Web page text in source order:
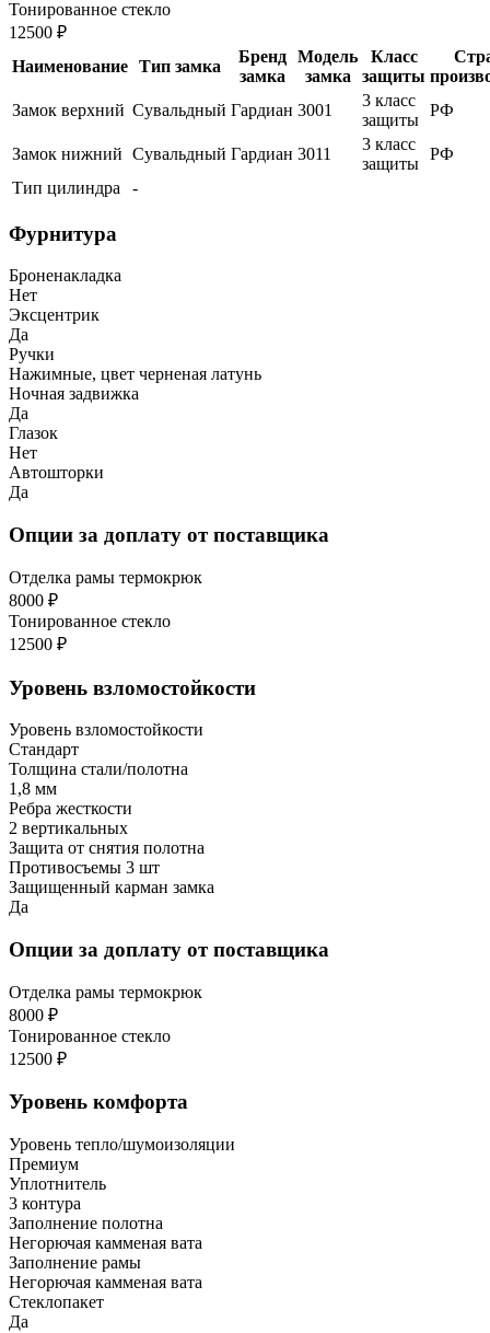
Тонированное стекло
12500 ₽
Наименование Тип замка
Бренд
замка
Модель
замка
Класс
защиты
Замок верхний Сувальдный Гардиан 3001
3 класс
защиты
РФ
Замок нижний Сувальдный Гардиан 3011
3 класс
защиты
РФ
Тип цилиндра
-
Фурнитура
Броненакладка
Нет
Эксцентрик
Да
Ручки
Нажимные, цвет черненая латунь
Ночная задвижка
Да
Глазок
Нет
Автошторки
Да
Опции за доплату от поставщика
Отделка рамы термокрюк
8000 ₽
Тонированное стекло
12500 ₽
Уровень взломостойкости
Уровень взломостойкости
Стандарт
Толщина стали/полотна
1,8 мм
Ребра жесткости
2 вертикальных
Защита от снятия полотна
Противосъемы 3 шт
Защищенный карман замка
Да
Опции за доплату от поставщика
Отделка рамы термокрюк
8000 ₽
Тонированное стекло
12500 ₽
Уровень комфорта
Уровень тепло/шумоизоляции
Премиум
Уплотнитель
3 контура
Заполнение полотна
Негорючая камменая вата
Заполнение рамы
Негорючая камменая вата
Стеклопакет
Да